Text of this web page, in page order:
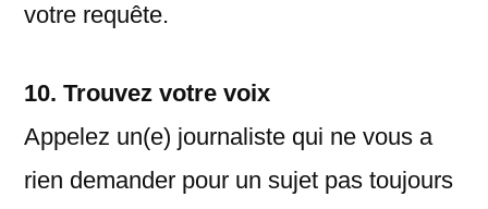
votre requête.
10. Trouvez votre voix
Appelez un(e) journaliste qui ne vous a
rien demander pour un sujet pas toujours